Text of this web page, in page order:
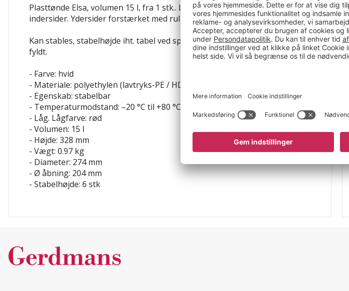
Plasttønde Elsa, volumen 15 l, fra 1 stk.. Let rengøring takket være glatte
indersider. Ydersider forstærket med rulleribber.
Kan stables, stabelhøjde iht. tabel ved spec. vægt 1,0 af indhold og komplet
fyldt.
- Farve: hvid
- Materiale: polyethylen (lavtryks-PE / HDPE)
- Egenskab: stabelbar
- Temperaturmodstand: –20 °C til +80 °C
- Låg. Lågfarve: rød
- Volumen: 15 l
- Højde: 328 mm
- Vægt: 0.97 kg
- Diameter: 274 mm
- Ø åbning: 204 mm
- Stabelhøjde: 6 stk